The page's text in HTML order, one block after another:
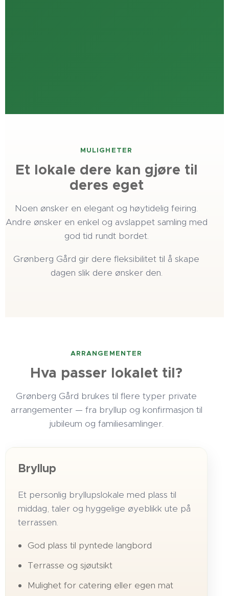
MULIGHETER
Et lokale dere kan gjøre til
deres eget
Noen ønsker en elegant og høytidelig feiring.
Andre ønsker en enkel og avslappet samling med
god tid rundt bordet.
Grønberg Gård gir dere fleksibilitet til å skape
dagen slik dere ønsker den.
ARRANGEMENTER
Hva passer lokalet til?
Grønberg Gård brukes til flere typer private
arrangementer — fra bryllup og konfirmasjon til
jubileum og familiesamlinger.
Bryllup
Et personlig bryllupslokale med plass til
middag, taler og hyggelige øyeblikk ute på
terrassen.
God plass til pyntede langbord
Terrasse og sjøutsikt
Mulighet for catering eller egen mat